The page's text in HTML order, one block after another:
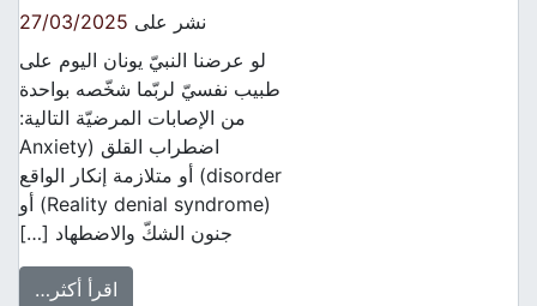
نشر على27/03/2025
لو عرضنا النبيّ يونان اليوم على
طبيب نفسيّ لربّما شخّصه بواحدة
من الإصابات المرضيّة التالية:
اضطراب القلق (Anxiety
disorder) أو متلازمة إنكار الواقع
(Reality denial syndrome) أو
جنون الشكّ والاضطهاد […]
اقرأ أكثر…